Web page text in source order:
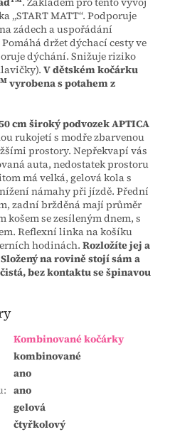
„START MATT“. Podporuje
zádech a uspořádání
držet dýchací cesty ve
dýchání. Snižuje riziko
V dětském kočárku
vyrobena s potahem z
cm široký podvozek APTICA
rukojetí s modře zbarvenou
prostory. Nepřekvapí vás
auta, nedostatek prostoru
má velká, gelová kola s
námahy při jízdě. Přední
zadní bržděná mají průměr
košem se zesíleným dnem, s
Reflexní linka na košíku
hodinách. Rozložíte jej a
Složený na rovině stojí sám a
bez kontaktu se špinavou
Kombinované kočárky
kombinované
ano
: ano
gelová
čtyřkolový